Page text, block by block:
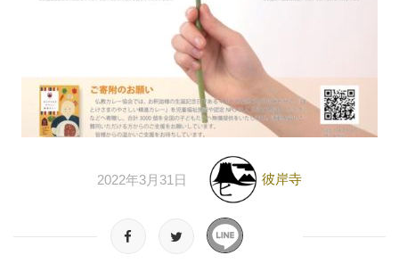
2022年3月31日 彼岸寺